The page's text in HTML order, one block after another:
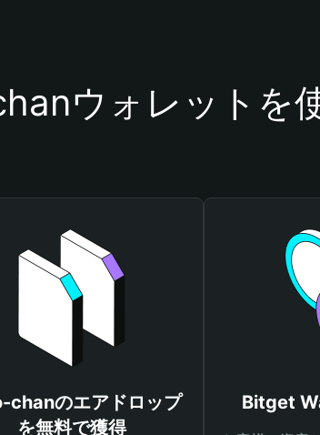
ウォレットを
chanのエアドロップ
を無料で獲得
Bitget